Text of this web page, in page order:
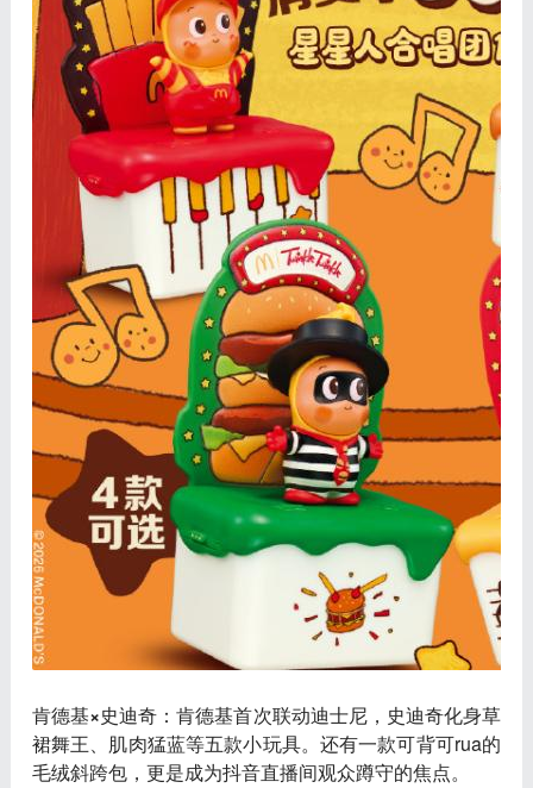
肯德基×史迪奇 ：肯德基首次联动迪士尼，史迪奇化身草
裙舞王、肌肉猛蓝等五款小玩具。还有一款可背可rua的
毛绒斜跨包，更是成为抖音直播间观众蹲守的焦点。